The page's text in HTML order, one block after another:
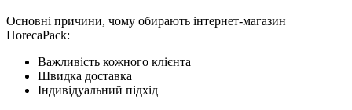
Основні причини, чому обирають інтернет-магазин
HorecaPack:
Важливість кожного клієнта
Швидка доставка
Індивідуальний підхід